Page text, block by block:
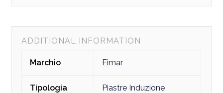
ADDITIONAL INFORMATION
Marchio Fimar
Tipologia Piastre Induzione